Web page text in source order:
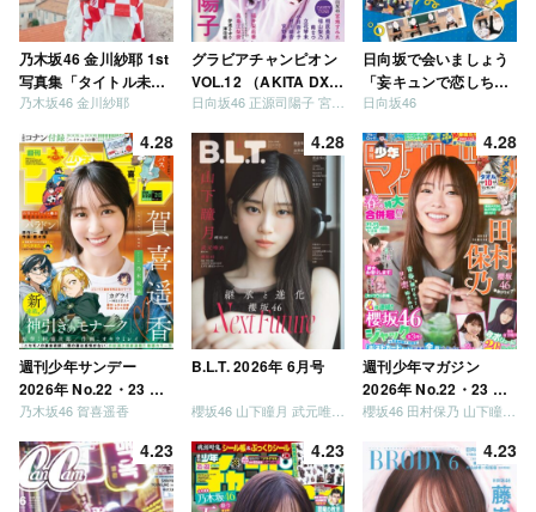
乃木坂46 金川紗耶 1st
写真集「タイトル未
定」
乃木坂46 金川紗耶
グラビアチャンピオン
VOL.12 （AKITA DXシ
リーズ）
日向坂46 正源司陽子 宮地すみれ
日向坂で会いましょう
「妄キュンで恋しちゃ
いましょう」「どっち
う」「ご褒美でロケし
ましょう」「フレンド
リーになりましょう」
「笑って卒業を祝いま
しょう」 [Blu-ray]
日向坂46
4.28
週刊少年サンデー
2026年 No.22・23 合
併号
乃木坂46 賀喜遥香
4.28
B.L.T. 2026年 6月号
櫻坂46 山下瞳月 武元唯衣 / 乃木坂46 海邉朱莉
4.28
週刊少年マガジン
2026年 No.22・23 合
併号
4.23 4.23 4.23